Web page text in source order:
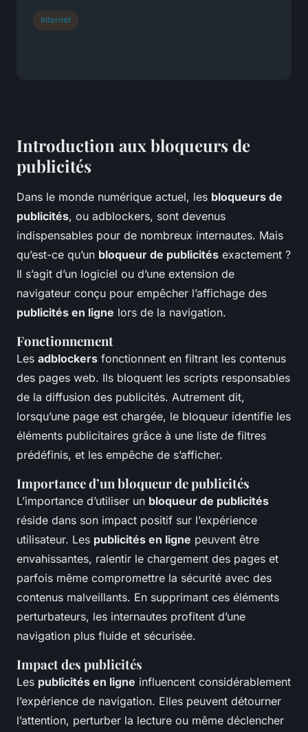
Introduction aux bloqueurs de
publicités
Dans le monde numérique actuel, les bloqueurs de
publicités, ou adblockers, sont devenus
indispensables pour de nombreux internautes. Mais
qu’est-ce qu’un bloqueur de publicités exactement ?
Il s’agit d’un logiciel ou d’une extension de
navigateur conçu pour empêcher l’affichage des
publicités en ligne lors de la navigation.
Fonctionnement
Les adblockers fonctionnent en filtrant les contenus
des pages web. Ils bloquent les scripts responsables
de la diffusion des publicités. Autrement dit,
lorsqu’une page est chargée, le bloqueur identifie les
éléments publicitaires grâce à une liste de filtres
prédéfinis, et les empêche de s’afficher.
Importance d’un bloqueur de publicités
L’importance d’utiliser un bloqueur de publicités
réside dans son impact positif sur l’expérience
utilisateur. Les publicités en ligne peuvent être
envahissantes, ralentir le chargement des pages et
parfois même compromettre la sécurité avec des
contenus malveillants. En supprimant ces éléments
perturbateurs, les internautes profitent d’une
navigation plus fluide et sécurisée.
Impact des publicités
Les publicités en ligne influencent considérablement
l’expérience de navigation. Elles peuvent détourner
l’attention, perturber la lecture ou même déclencher
Internet